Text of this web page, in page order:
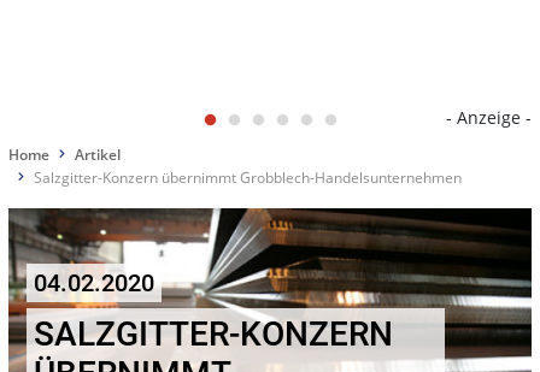
- Anzeige -
Home
Artikel
Salzgitter-Konzern übernimmt Grobblech-Handelsunternehmen
04.02.2020
SALZGITTER-KONZERN